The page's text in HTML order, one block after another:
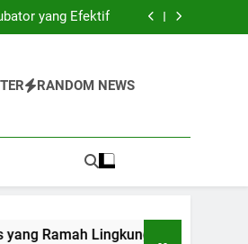
Internasional
yang Efektif
Berkelanjutan di
Internasional
yang Efektif
Berkelanjutan di
RANDOM NEWS
Lingkungan: Pembaruan dan